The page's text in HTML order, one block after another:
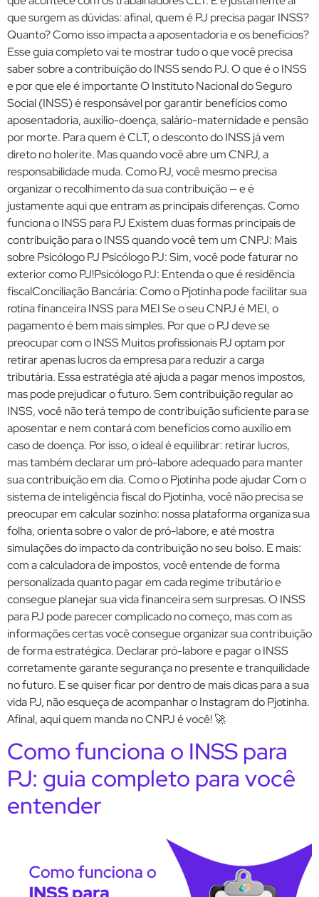
que surgem as dúvidas: afinal, quem é PJ precisa pagar INSS?
Quanto? Como isso impacta a aposentadoria e os benefícios?
Esse guia completo vai te mostrar tudo o que você precisa
saber sobre a contribuição do INSS sendo PJ. O que é o INSS
e por que ele é importante O Instituto Nacional do Seguro
Social (INSS) é responsável por garantir benefícios como
aposentadoria, auxílio-doença, salário-maternidade e pensão
por morte. Para quem é CLT, o desconto do INSS já vem
direto no holerite. Mas quando você abre um CNPJ, a
responsabilidade muda. Como PJ, você mesmo precisa
organizar o recolhimento da sua contribuição — e é
justamente aqui que entram as principais diferenças. Como
funciona o INSS para PJ Existem duas formas principais de
contribuição para o INSS quando você tem um CNPJ: Mais
sobre Psicólogo PJ Psicólogo PJ: Sim, você pode faturar no
exterior como PJ!Psicólogo PJ: Entenda o que é residência
fiscalConciliação Bancária: Como o Pjotinha pode facilitar sua
rotina financeira INSS para MEI Se o seu CNPJ é MEI, o
pagamento é bem mais simples. Por que o PJ deve se
preocupar com o INSS Muitos profissionais PJ optam por
retirar apenas lucros da empresa para reduzir a carga
tributária. Essa estratégia até ajuda a pagar menos impostos,
mas pode prejudicar o futuro. Sem contribuição regular ao
INSS, você não terá tempo de contribuição suficiente para se
aposentar e nem contará com benefícios como auxílio em
caso de doença. Por isso, o ideal é equilibrar: retirar lucros,
mas também declarar um pró-labore adequado para manter
sua contribuição em dia. Como o Pjotinha pode ajudar Com o
sistema de inteligência fiscal do Pjotinha, você não precisa se
preocupar em calcular sozinho: nossa plataforma organiza sua
folha, orienta sobre o valor de pró-labore, e até mostra
simulações do impacto da contribuição no seu bolso. E mais:
com a calculadora de impostos, você entende de forma
personalizada quanto pagar em cada regime tributário e
consegue planejar sua vida financeira sem surpresas. O INSS
para PJ pode parecer complicado no começo, mas com as
informações certas você consegue organizar sua contribuição
de forma estratégica. Declarar pró-labore e pagar o INSS
corretamente garante segurança no presente e tranquilidade
no futuro. E se quiser ficar por dentro de mais dicas para a sua
vida PJ, não esqueça de acompanhar o Instagram do Pjotinha.
Afinal, aqui quem manda no CNPJ é você! 🚀
Como funciona o INSS para
PJ: guia completo para você
entender